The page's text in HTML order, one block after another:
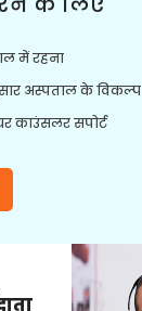
में रहना
अस्पताल के विकल्प
काउंसलर सपोर्ट